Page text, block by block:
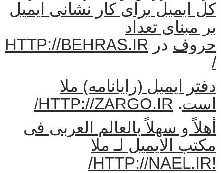
کل ایمیل برای کار نشانی ایمیل
بر مبنای تعداد
حروف در HTTP://BEHRAS.IR
/
دفتر ایمیل (رایانامه) ملا
است.
HTTP://ZARGO.IR/
أهلاً و سهلاً بالعالم العربی فی
مکتب الایمیل لـ ملا
!HTTP://NAEL.IR/